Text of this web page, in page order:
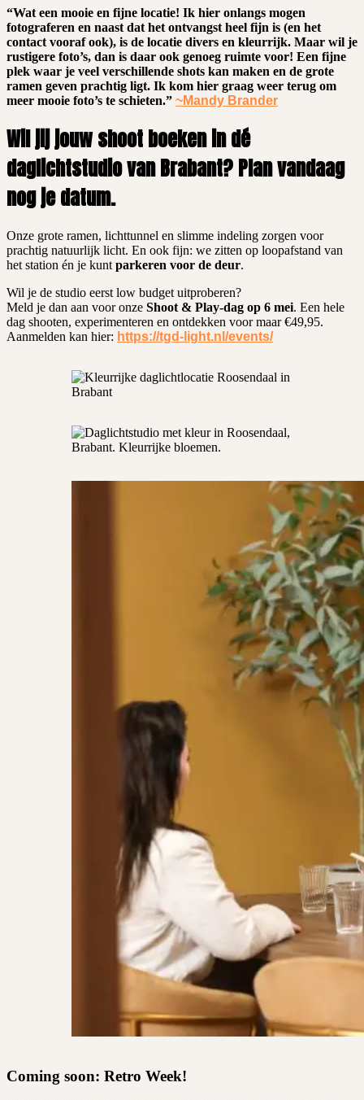
“Wat een mooie en fijne locatie! Ik hier onlangs mogen
fotograferen en naast dat het ontvangst heel fijn is (en het
contact vooraf ook), is de locatie divers en kleurrijk. Maar wil je
rustigere foto’s, dan is daar ook genoeg ruimte voor! Een fijne
plek waar je veel verschillende shots kan maken en de grote
ramen geven prachtig ligt. Ik kom hier graag weer terug om
meer mooie foto’s te schieten.” ~Mandy Brander
Wil jij jouw shoot boeken in dé
daglichtstudio van Brabant? Plan vandaag
nog je datum.
Onze grote ramen, lichttunnel en slimme indeling zorgen voor
prachtig natuurlijk licht. En ook fijn: we zitten op loopafstand van
het station én je kunt parkeren voor de deur.
Wil je de studio eerst low budget uitproberen?
Meld je dan aan voor onze Shoot & Play-dag op 6 mei. Een hele
dag shooten, experimenteren en ontdekken voor maar €49,95.
Aanmelden kan hier: https://tgd-light.nl/events/
Coming soon: Retro Week!